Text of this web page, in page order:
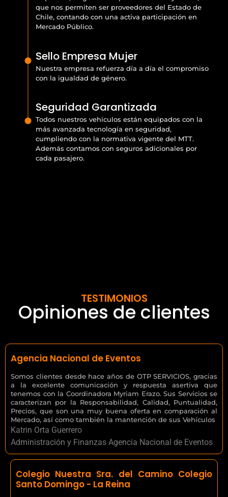
que nos permiten ser proveedores del Estado de
Chile, contando con una activa participación en
Mercado Público.
Sello Empresa Mujer
Nuestra empresa refuerza día a día el compromiso
con la igualdad de género.
Seguridad Garantizada
Todos nuestros vehículos están equipados con la
más avanzada tecnología en seguridad,
cumpliendo con la normativa vigente del MTT.
Además contamos con seguros adicionales por
cada pasajero.
TESTIMONIOS
Opiniones de clientes
Agencia Nacional de Eventos
Somos clientes desde hace años de OTP SERVICIOS, gracias
a la excelente comunicación y respuesta asertiva que
tenemos con la Coordinadora Myriam Erazo. Sus Servicios se
caracterizan por la Responsabilidad, Calidad, Puntualidad,
Precios, que son una muy buena oferta en comparación al
Mercado, así como también la mantención de sus Vehículos
Katrin Orta Guerrero
Administración y Finanzas Agencia Nacional de Eventos
Colegio Nuestra Sra. del Camino Colegio
Santo Domingo - La Reina